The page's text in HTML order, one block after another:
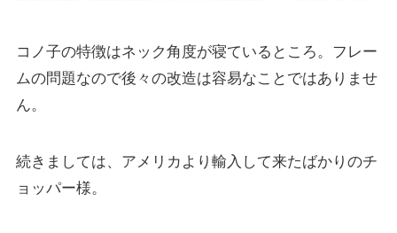
コノ子の特徴はネック角度が寝ているところ。フレー
ムの問題なので後々の改造は容易なことではありませ
ん。
続きましては、アメリカより輸入して来たばかりのチ
ョッパー様。